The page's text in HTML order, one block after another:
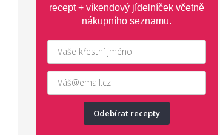
recept + víkendový jídelníček včetně
nákupního seznamu.
Odebírat recepty